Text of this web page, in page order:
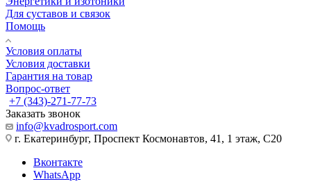
Для суставов и связок
Помощь
Условия оплаты
Условия доставки
Гарантия на товар
Вопрос-ответ
+7 (343)-271-77-73
Заказать звонок
info@kvadrosport.com
г. Екатеринбург, Проспект Космонавтов, 41, 1 этаж, С20
Вконтакте
WhatsApp